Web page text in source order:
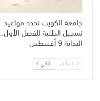
جامعة الكويت تحدد مواعيد
تسجيل الطلبة للفصل الأول..
البداية 9 أغسطس
السابق التالي